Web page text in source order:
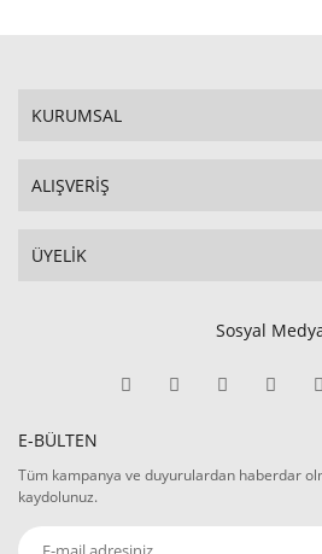
KURUMSAL
ALIŞVERİŞ
ÜYELİK
Sosyal
E-BÜLTEN
Tüm kampanya ve duyurulardan haberdar
kaydolunuz.